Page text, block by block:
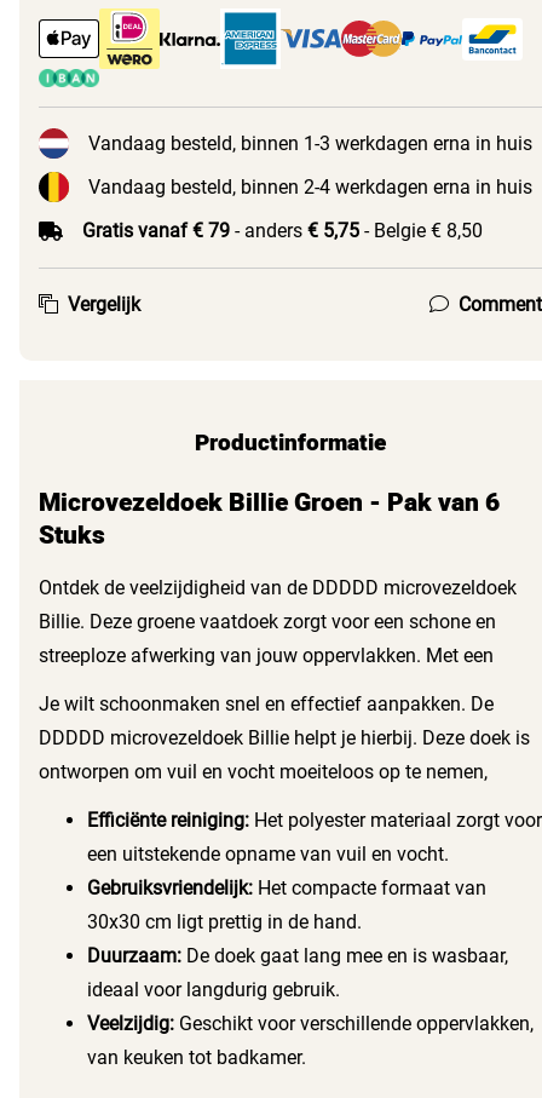
Vandaag besteld, binnen 1-3 werkdagen erna in huis
Vandaag besteld, binnen 2-4 werkdagen erna in huis
Gratis vanaf € 79 - anders € 5,75 - Belgie € 8,50
Vergelijk Comment
Productinformatie
Microvezeldoek Billie Groen - Pak van 6
Stuks
Ontdek de veelzijdigheid van de DDDDD microvezeldoek
Billie. Deze groene vaatdoek zorgt voor een schone en
streeploze afwerking van jouw oppervlakken. Met een
Je wilt schoonmaken snel en effectief aanpakken. De
DDDDD microvezeldoek Billie helpt je hierbij. Deze doek is
ontworpen om vuil en vocht moeiteloos op te nemen,
zonder schoonmaakmiddelen. De groene kleur geeft een
badkamer.
Efficiënte reiniging: Het polyester materiaal zorgt voor
een uitstekende opname van vuil en vocht.
Gebruiksvriendelijk: Het compacte formaat van
30x30 cm ligt prettig in de hand.
Duurzaam: De doek gaat lang mee en is wasbaar,
ideaal voor langdurig gebruik.
Veelzijdig: Geschikt voor verschillende oppervlakken,
van keuken tot badkamer.